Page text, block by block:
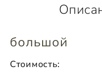
большой
Стоимость: